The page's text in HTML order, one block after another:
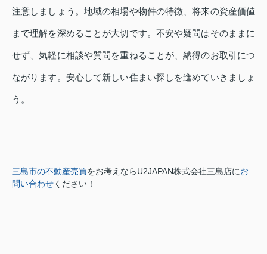
注意しましょう。地域の相場や物件の特徴、将来の資産価値
まで理解を深めることが大切です。不安や疑問はそのままに
せず、気軽に相談や質問を重ねることが、納得のお取引につ
ながります。安心して新しい住まい探しを進めていきましょ
う。
三島市の不動産売買をお考えならU2JAPAN株式会社三島店にお
問い合わせください！